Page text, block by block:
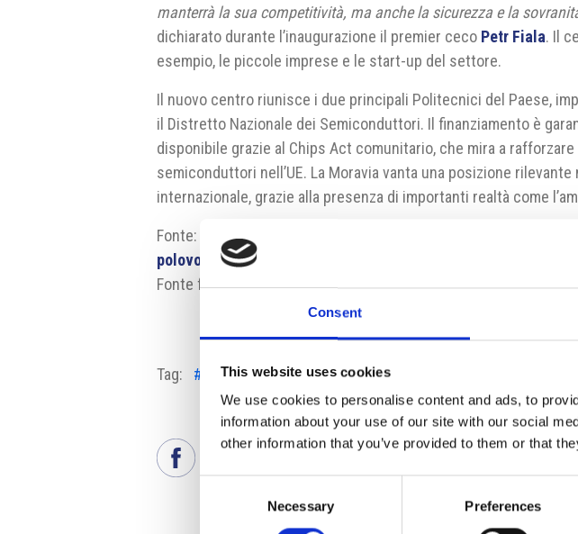
Consent
This website uses cookies
We use cookies to personalise content and ads, to
information about your use of our site with our social
other information that you’ve provided to them or that
Necessary Preferences
manterrà la sua competitività, ma anche la sicurezza e la
dichiarato durante l’inaugurazione il premier ceco Petr Fiala. Il
esempio, le piccole imprese e le start-up del settore.
Il nuovo centro riunisce i due principali Politecnici del Paese,
il Distretto Nazionale dei Semiconduttori. Il finanziamento è
disponibile grazie al Chips Act comunitario, che mira a
semiconduttori nell’UE. La Moravia vanta una posizione
internazionale, grazie alla presenza di importanti realtà come
Fonte:
https://www.vut.cz/vut/aktuality-f19528/v-brne-
polovodicove-centrum-d286646
Fonte fotografia: VUT Brno
Tag: #innovazione #RepubblicaCeca